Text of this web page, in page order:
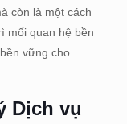
còn là một cách
mối quan hệ bền
vững cho
Dịch vụ